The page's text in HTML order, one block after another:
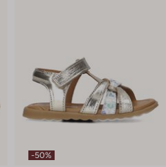
-50%